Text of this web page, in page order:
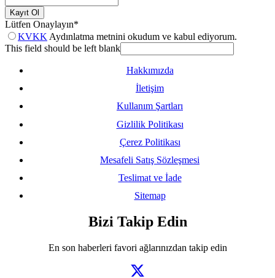
Kayıt Ol
Lütfen Onaylayın*
KVKK Aydınlatma metnini okudum ve kabul ediyorum.
This field should be left blank
Hakkımızda
İletişim
Kullanım Şartları
Gizlilik Politikası
Çerez Politikası
Mesafeli Satış Sözleşmesi
Teslimat ve İade
Sitemap
Bizi Takip Edin
En son haberleri favori ağlarınızdan takip edin